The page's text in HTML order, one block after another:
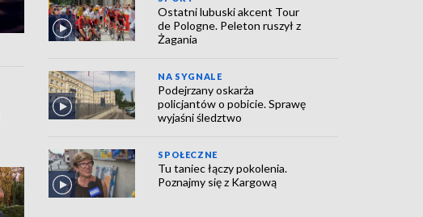
Ostatni lubuski akcent Tour
de Pologne. Peleton ruszył z
Żagania
NA SYGNALE
Podejrzany oskarża
policjantów o pobicie. Sprawę
wyjaśni śledztwo
SPOŁECZNE
Tu taniec łączy pokolenia.
Poznajmy się z Kargową